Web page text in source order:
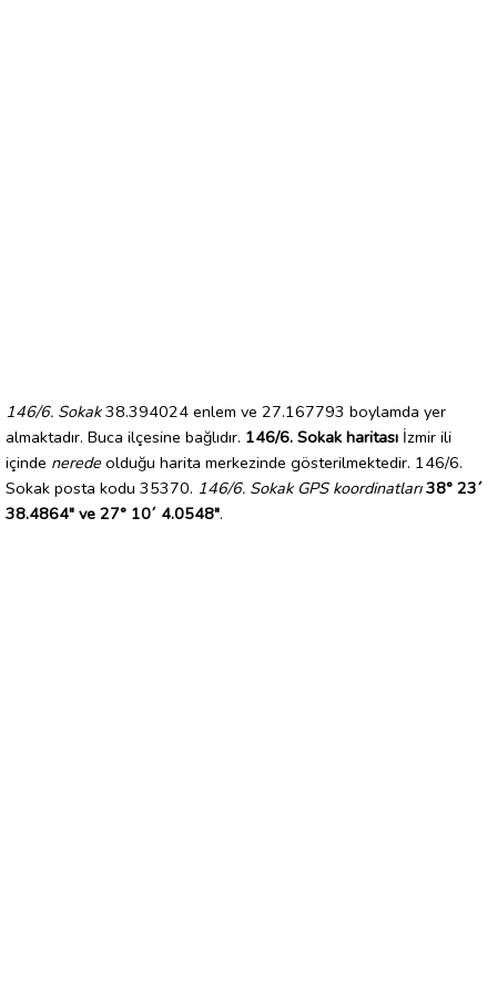
146/6. Sokak38.394024 enlem ve 27.167793 boylamda yer
almaktadır. Buca ilçesine bağlıdır. 146/6. Sokak haritası İzmir ili
içinde nerede olduğu harita merkezinde gösterilmektedir. 146/6.
Sokak posta kodu 35370. 146/6. Sokak GPS koordinatları 38° 23´
38.4864" ve 27° 10´ 4.0548".